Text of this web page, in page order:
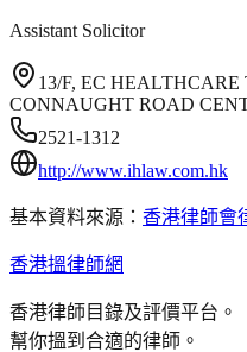
Assistant Solicitor
13/F, EC
CONNAUGHT ROAD
2521-1312
http://www.ihlaw.com.hk
基本資料來源： 香港律師會
香港搵律師網
香港律師目錄及評價平台。
幫你搵到合適的律師。